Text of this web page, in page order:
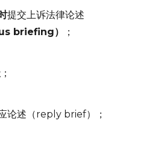
提交上诉法律论述
briefing）
；
；
论述（reply brief）；